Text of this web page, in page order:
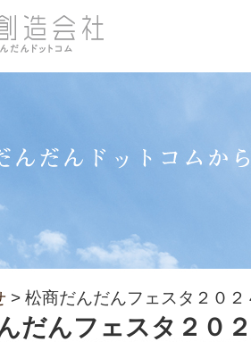
> 松商だんだんフェスタ２０２
だんフェスタ２０